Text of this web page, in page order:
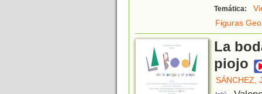
Temática:
Figuras
La
piojo
SÁNCHEZ,